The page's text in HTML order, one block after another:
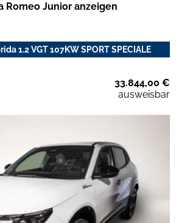
Romeo Junior anzeigen
1.2 VGT 107KW SPORT SPECIALE
33.844,00 €
ausweisbar